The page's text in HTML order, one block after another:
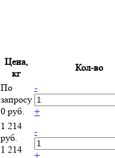
Цена,
кг
Кол-во
По
запросу
0 руб.
-
+
1 214
руб.
1 214
-
+